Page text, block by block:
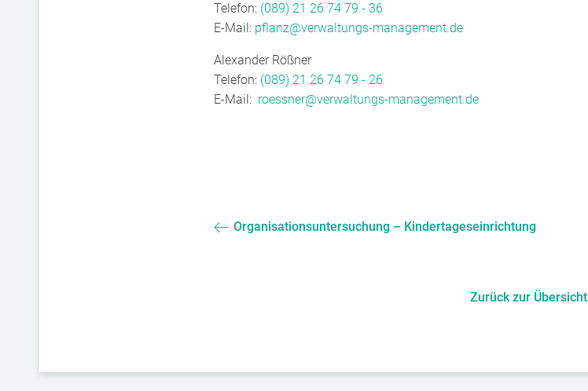
Telefon: (089) 21 26 74 79 - 36
E-Mail: pflanz@verwaltungs-management.de
Alexander Rößner
Telefon: (089) 21 26 74 79 - 26
E-Mail: roessner@verwaltungs-management.de
Organisationsuntersuchung – Kindertageseinrichtung
Zurück zur Übersicht